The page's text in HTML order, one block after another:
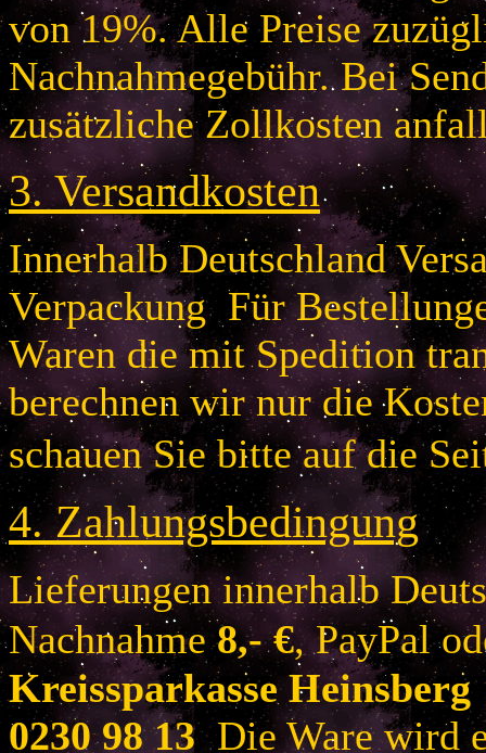
von 19%. Alle Preise
Nachnahmegebühr. Bei
zusätzliche Zollkosten
3.Versandkosten
Innerhalb Deutschland
Verpackung Für
Waren die mit Spedition
berechnen wir nur die
schauen Sie bitte auf die
4.Zahlungsbedingung
Lieferungen innerhalb
Nachnahme 8,- €, PayPal
Kreissparkasse
0230 98 13Die Ware wird